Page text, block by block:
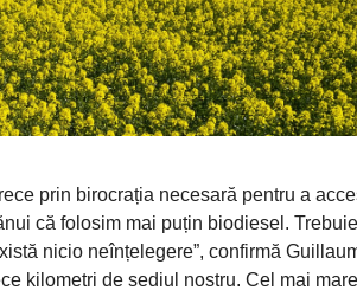
prin birocrația necesară pentru a
că folosim mai puțin biodiesel.
nicio neînțelegere”, confirmă
kilometri de sediul nostru. Cel mai